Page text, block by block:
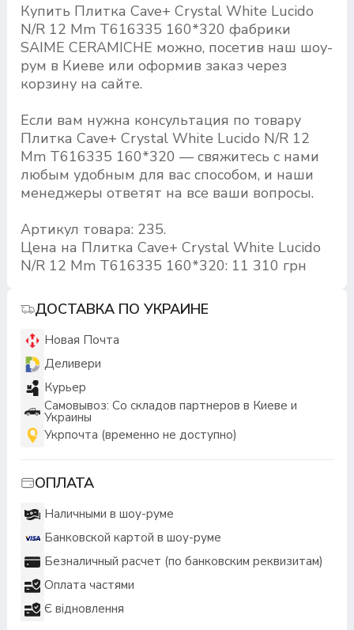
Купить Плитка Cave+ Crystal White Lucido
N/R 12 Mm T616335 160*320 фабрики
SAIME CERAMICHE можно, посетив наш шоу-
рум в Киеве или оформив заказ через
корзину на сайте.
Если вам нужна консультация по товару
Плитка Cave+ Crystal White Lucido N/R 12
Mm T616335 160*320 — свяжитесь с нами
любым удобным для вас способом, и наши
менеджеры ответят на все ваши вопросы.
Артикул товара: 235.
Цена на Плитка Cave+ Crystal White Lucido
N/R 12 Mm T616335 160*320: 11 310 грн
ДОСТАВКА ПО УКРАИНЕ
Новая Почта
Деливери
Курьер
Самовывоз: Со складов партнеров в Киеве и
Украины
Укрпочта (временно не доступно)
ОПЛАТА
Наличными в шоу-руме
Банковской картой в шоу-руме
Безналичный расчет (по банковским реквизитам)
Оплата частями
Є відновлення